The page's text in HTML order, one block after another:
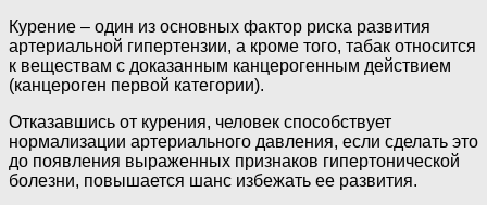
Курение – один из основных фактор риска развития
артериальной гипертензии, а кроме того, табак относится
к веществам с доказанным канцерогенным действием
(канцероген первой категории).
Отказавшись от курения, человек способствует
нормализации артериального давления, если сделать это
до появления выраженных признаков гипертонической
болезни, повышается шанс избежать ее развития.